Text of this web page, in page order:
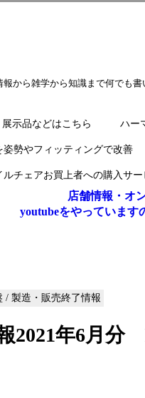
から雑学から知識まで何でも書
示品などはこちら ハー
勢やフィッティングで改善
チェアお買上者への購入サー
店舗情報・オ
youtubeをやっています
/ 製造・販売終了情報
2021年6月